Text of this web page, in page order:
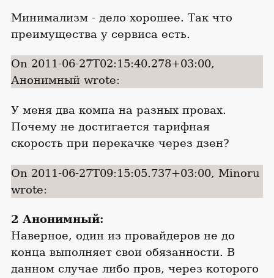
Минимализм - дело хорошее. Так что
преимущества у сервиса есть.
On 2011-06-27T02:15:40.278+03:00,
Анонимный wrote:
У меня два компа на разных провах.
Почему не достигается тарифная
скорость при перекачке через дзен?
On 2011-06-27T09:15:05.737+03:00, Minoru
wrote:
2 Анонимный:
Наверное, один из провайдеров не до
конца выполняет свои обязанности. В
данном случае либо пров, через которого